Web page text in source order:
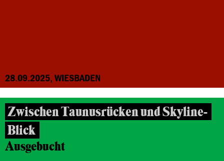
28.09.2025, WIESBADEN
Zwischen Taunusrücken und Skyline-
Blick
Ausgebucht